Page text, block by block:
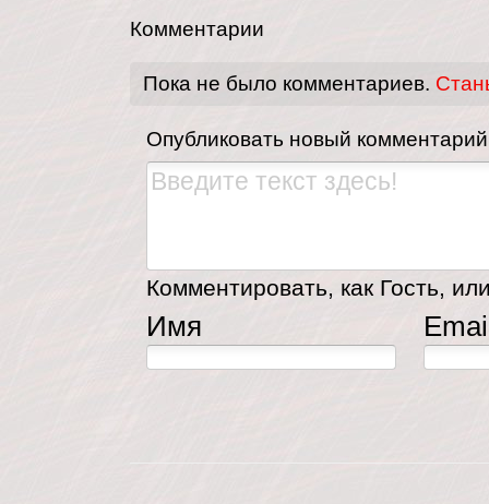
Комментарии
Пока не было комментариев.
Опубликовать новый комментарий
Комментировать, как Гость,
Имя